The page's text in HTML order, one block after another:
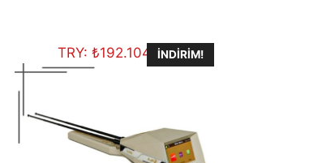
TRY: ₺192.104,50İNDIRIM!